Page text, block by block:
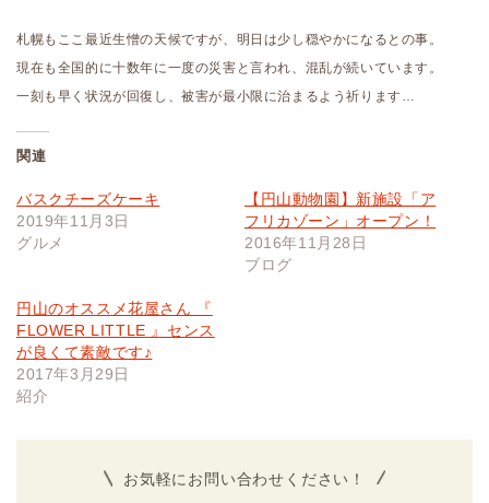
札幌もここ最近生憎の天候ですが、明日は少し穏やかになるとの事。
現在も全国的に十数年に一度の災害と言われ、混乱が続いています。
一刻も早く状況が回復し、被害が最小限に治まるよう祈ります…
関連
バスクチーズケーキ
2019年11月3日
グルメ
【円山動物園】新施設「ア
フリカゾーン」オープン！
2016年11月28日
ブログ
円山のオススメ花屋さん 『
FLOWER LITTLE 』センス
が良くて素敵です♪
2017年3月29日
紹介
お気軽にお問い合わせください！